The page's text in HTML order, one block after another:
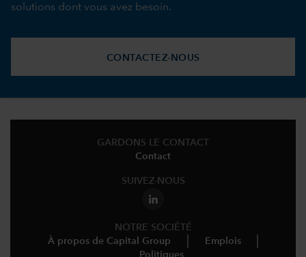
solutions dont vous avez besoin.
CONTACTEZ-NOUS
GARDONS LE CONTACT
Contact
SUIVEZ-NOUS
NOTRE SOCIÉTÉ
À propos de Capital Group
Emplois
Politiques